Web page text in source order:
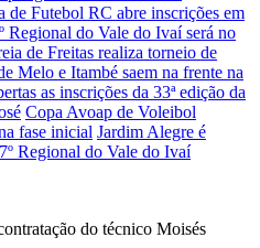
de Futebol RC abre inscrições em
Regional do Vale do Ivaí será no
de Freitas realiza torneio de
Melo e Itambé saem na frente na
as inscrições da 33ª edição da
Copa Avoap de Voleibol
fase inicial Jardim Alegre é
Regional do Vale do Ivaí